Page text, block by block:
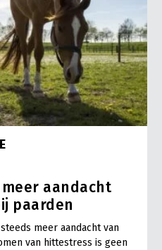
aandacht
paarden
meer aandacht van
van hittestress is geen